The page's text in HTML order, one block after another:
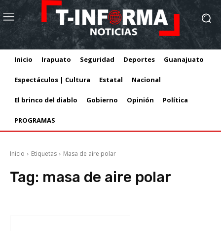
Inicio Irapuato Seguridad Deportes Guanajuato
Espectáculos | Cultura Estatal Nacional
El brinco del diablo Gobierno Opinión Política
PROGRAMAS
Inicio Etiquetas Masa de aire polar
Tag: masa de aire polar